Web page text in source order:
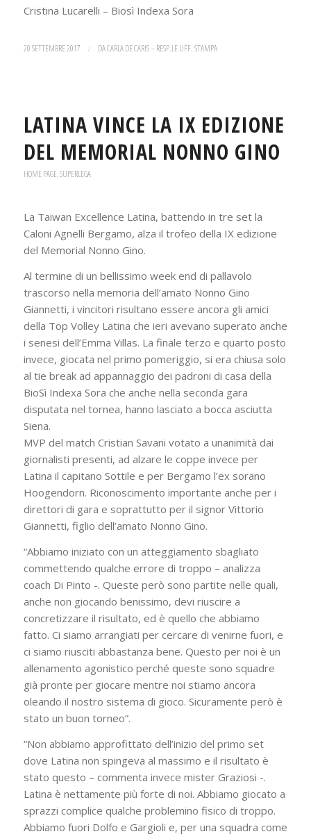
Cristina Lucarelli – Biosì Indexa Sora
20 SETTEMBRE 2017 / DACARLA DE CARIS – RESP.LE UFF. STAMPA
LATINA VINCE LA IX EDIZIONE
DEL MEMORIAL NONNO GINO
HOME PAGE,SUPERLEGA
La Taiwan Excellence Latina, battendo in tre set la
Caloni Agnelli Bergamo, alza il trofeo della IX edizione
del Memorial Nonno Gino.
Al termine di un bellissimo week end di pallavolo
trascorso nella memoria dell’amato Nonno Gino
Giannetti, i vincitori risultano essere ancora gli amici
della Top Volley Latina che ieri avevano superato anche
i senesi dell’Emma Villas. La finale terzo e quarto posto
invece, giocata nel primo pomeriggio, si era chiusa solo
al tie break ad appannaggio dei padroni di casa della
BioSì Indexa Sora che anche nella seconda gara
disputata nel tornea, hanno lasciato a bocca asciutta
Siena.
MVP del match Cristian Savani votato a unanimità dai
giornalisti presenti, ad alzare le coppe invece per
Latina il capitano Sottile e per Bergamo l’ex sorano
Hoogendorn. Riconoscimento importante anche per i
direttori di gara e soprattutto per il signor Vittorio
Giannetti, figlio dell’amato Nonno Gino.
“Abbiamo iniziato con un atteggiamento sbagliato
commettendo qualche errore di troppo – analizza
coach Di Pinto -. Queste però sono partite nelle quali,
anche non giocando benissimo, devi riuscire a
concretizzare il risultato, ed è quello che abbiamo
fatto. Ci siamo arrangiati per cercare di venirne fuori, e
ci siamo riusciti abbastanza bene. Questo per noi è un
allenamento agonistico perché queste sono squadre
già pronte per giocare mentre noi stiamo ancora
oleando il nostro sistema di gioco. Sicuramente però è
stato un buon torneo”.
“Non abbiamo approfittato dell’inizio del primo set
dove Latina non spingeva al massimo e il risultato è
stato questo – commenta invece mister Graziosi -.
Latina è nettamente più forte di noi. Abbiamo giocato a
sprazzi complice qualche problemino fisico di troppo.
Abbiamo fuori Dolfo e Gargioli e, per una squadra come